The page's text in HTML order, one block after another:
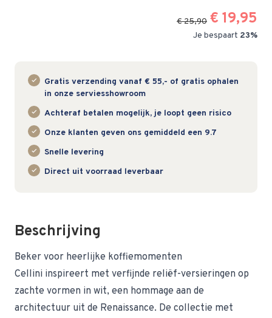
€ 25,90 € 19,95
Je bespaart 23%
Gratis verzending vanaf € 55,- of gratis ophalen
in onze serviesshowroom
Achteraf betalen mogelijk, je loopt geen risico
Onze klanten geven ons gemiddeld een 9.7
Snelle levering
Direct uit voorraad leverbaar
Beschrijving
Beker voor heerlijke koffiemomenten
Cellini inspireert met verfijnde reliëf-versieringen op
zachte vormen in wit, een hommage aan de
architectuur uit de Renaissance. De collectie met